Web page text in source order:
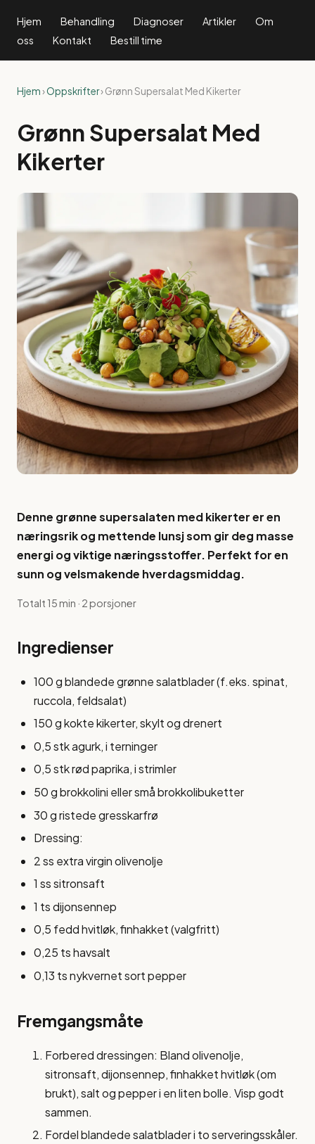
Hjem Behandling Diagnoser Artikler
Om
oss
Kontakt Bestill time
Hjem›Oppskrifter› Grønn Supersalat Med Kikerter
Grønn Supersalat Med
Kikerter
Denne grønne supersalaten med kikerter er en
næringsrik og mettende lunsj som gir deg masse
energi og viktige næringsstoffer. Perfekt for en
sunn og velsmakende hverdagsmiddag.
Totalt 15 min · 2 porsjoner
Ingredienser
100 g blandede grønne salatblader (f.eks. spinat,
ruccola, feldsalat)
150 g kokte kikerter, skylt og drenert
0,5 stk agurk, i terninger
0,5 stk rød paprika, i strimler
50 g brokkolini eller små brokkolibuketter
30 g ristede gresskarfrø
Dressing:
2 ss extra virgin olivenolje
1 ss sitronsaft
1 ts dijonsennep
0,5 fedd hvitløk, finhakket (valgfritt)
0,25 ts havsalt
0,13 ts nykvernet sort pepper
Fremgangsmåte
Forbered dressingen: Bland olivenolje,
sitronsaft, dijonsennep, finhakket hvitløk (om
brukt), salt og pepper i en liten bolle. Visp godt
sammen.
Fordel blandede salatblader i to serveringsskåler.